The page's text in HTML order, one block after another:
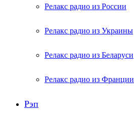
Релакс радио из России
Релакс радио из Украины
Релакс радио из Беларуси
Релакс радио из Франции
Рэп